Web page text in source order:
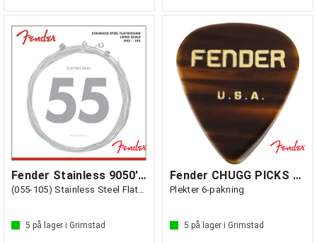
Fender Stainless 9050's Bass Strings
(055-105) Stainless Steel Flatwound
5 på lager i Grimstad
Fender CHUGG PICKS Tortoise Shell
Plekter 6-pakning
5 på lager i Grimstad